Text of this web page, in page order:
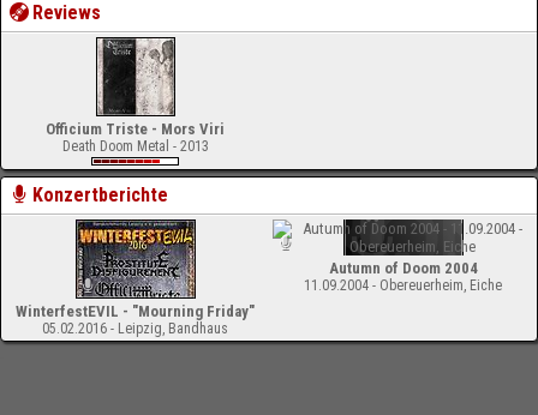
Reviews
Officium Triste - Mors Viri
Death Doom Metal - 2013
Konzertberichte
WinterfestEVIL - "Mourning Friday"
05.02.2016 - Leipzig, Bandhaus
Autumn of Doom 2004
11.09.2004 - Obereuerheim, Eiche